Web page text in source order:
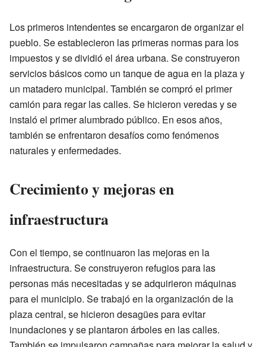
Los primeros intendentes se encargaron de organizar el
pueblo. Se establecieron las primeras normas para los
impuestos y se dividió el área urbana. Se construyeron
servicios básicos como un tanque de agua en la plaza y
un matadero municipal. También se compró el primer
camión para regar las calles. Se hicieron veredas y se
instaló el primer alumbrado público. En esos años,
también se enfrentaron desafíos como fenómenos
naturales y enfermedades.
Crecimiento y mejoras en
infraestructura
Con el tiempo, se continuaron las mejoras en la
infraestructura. Se construyeron refugios para las
personas más necesitadas y se adquirieron máquinas
para el municipio. Se trabajó en la organización de la
plaza central, se hicieron desagües para evitar
inundaciones y se plantaron árboles en las calles.